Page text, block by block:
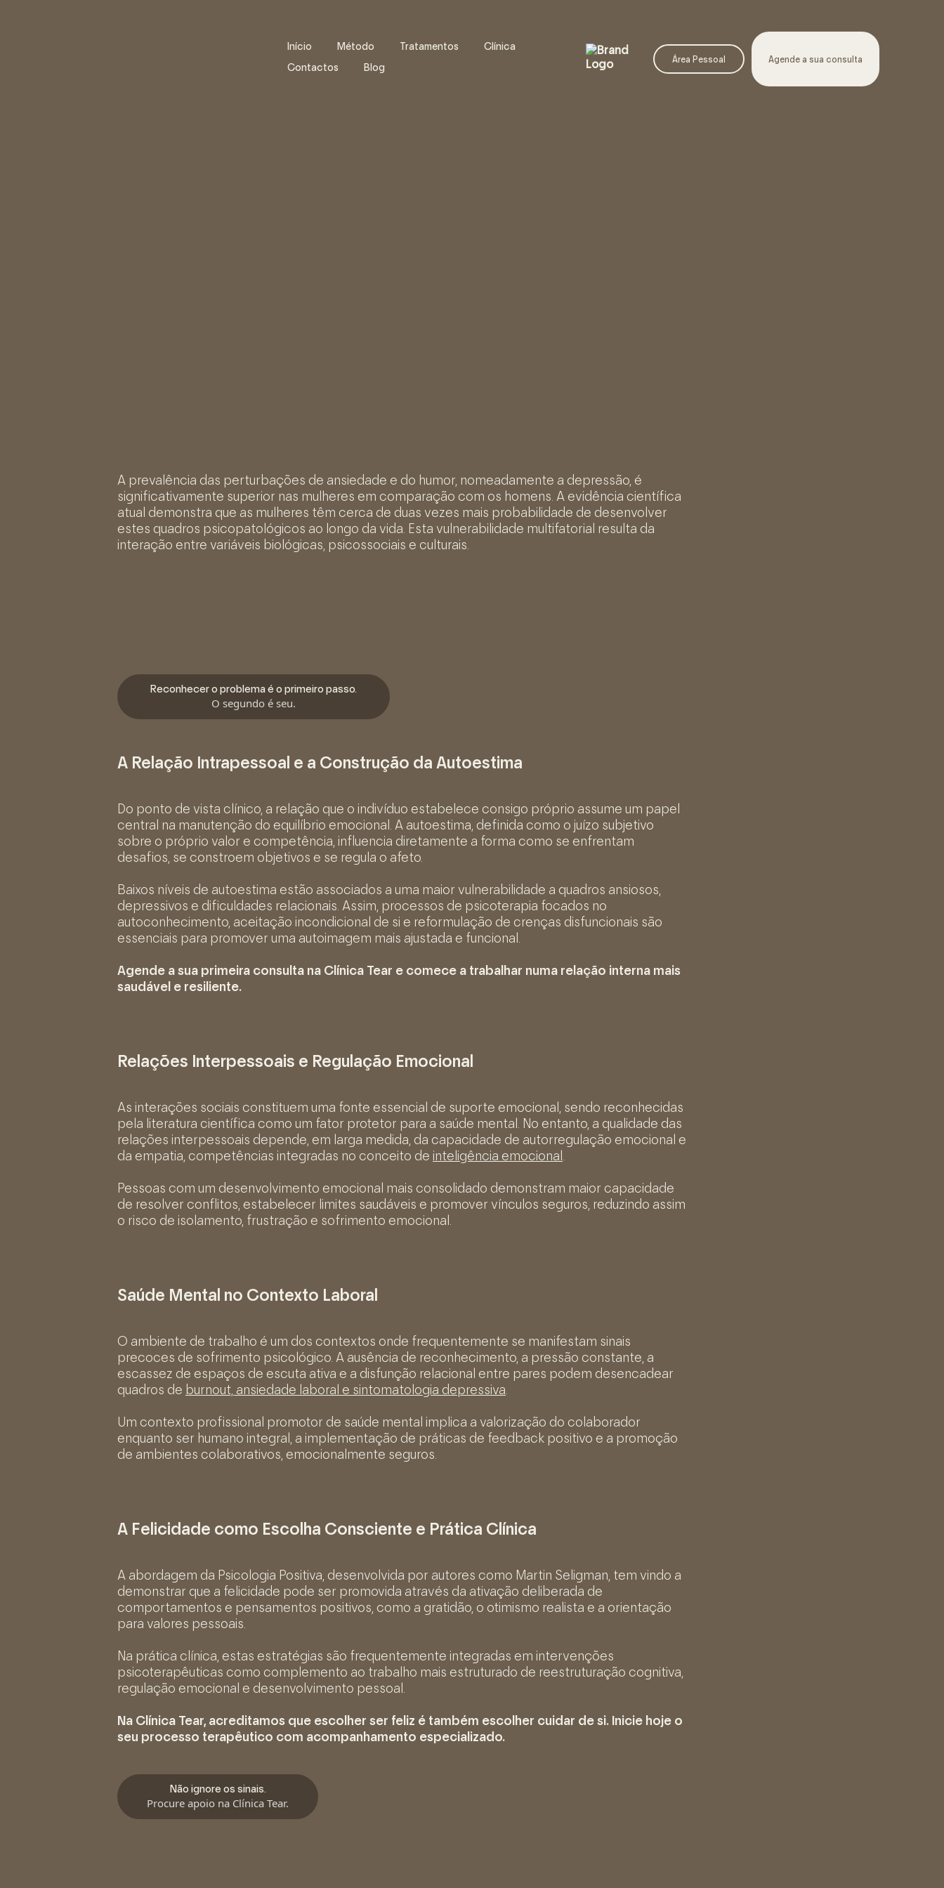
Início Método Tratamentos Clínica
Contactos Blog
Área Pessoal Agende a sua consulta
A prevalência das perturbações de ansiedade e do humor, nomeadamente a depressão, é
significativamente superior nas mulheres em comparação com os homens. A evidência científica
atual demonstra que as mulheres têm cerca de duas vezes mais probabilidade de desenvolver
estes quadros psicopatológicos ao longo da vida. Esta vulnerabilidade multifatorial resulta da
interação entre variáveis biológicas, psicossociais e culturais.
Reconhecer o problema é o primeiro passo.
O segundo é seu.
A Relação Intrapessoal e a Construção da Autoestima
Do ponto de vista clínico, a relação que o indivíduo estabelece consigo próprio assume um papel
central na manutenção do equilíbrio emocional. A autoestima, definida como o juízo subjetivo
sobre o próprio valor e competência, influencia diretamente a forma como se enfrentam
desafios, se constroem objetivos e se regula o afeto.
Baixos níveis de autoestima estão associados a uma maior vulnerabilidade a quadros ansiosos,
depressivos e dificuldades relacionais. Assim, processos de psicoterapia focados no
autoconhecimento, aceitação incondicional de si e reformulação de crenças disfuncionais são
essenciais para promover uma autoimagem mais ajustada e funcional.
Agende a sua primeira consulta na Clínica Tear e comece a trabalhar numa relação interna mais
saudável e resiliente.
Relações Interpessoais e Regulação Emocional
As interações sociais constituem uma fonte essencial de suporte emocional, sendo reconhecidas
pela literatura científica como um fator protetor para a saúde mental. No entanto, a qualidade das
relações interpessoais depende, em larga medida, da capacidade de autorregulação emocional e
da empatia, competências integradas no conceito de inteligência emocional .
Pessoas com um desenvolvimento emocional mais consolidado demonstram maior capacidade
de resolver conflitos, estabelecer limites saudáveis e promover vínculos seguros, reduzindo assim
o risco de isolamento, frustração e sofrimento emocional.
Saúde Mental no Contexto Laboral
O ambiente de trabalho é um dos contextos onde frequentemente se manifestam sinais
precoces de sofrimento psicológico. A ausência de reconhecimento, a pressão constante, a
escassez de espaços de escuta ativa e a disfunção relacional entre pares podem desencadear
quadros de burnout, ansiedade laboral e sintomatologia depressiva.
Um contexto profissional promotor de saúde mental implica a valorização do colaborador
enquanto ser humano integral, a implementação de práticas de feedback positivo e a promoção
de ambientes colaborativos, emocionalmente seguros.
A Felicidade como Escolha Consciente e Prática Clínica
A abordagem da Psicologia Positiva, desenvolvida por autores como Martin Seligman, tem vindo a
demonstrar que a felicidade pode ser promovida através da ativação deliberada de
comportamentos e pensamentos positivos, como a gratidão, o otimismo realista e a orientação
para valores pessoais.
Na prática clínica, estas estratégias são frequentemente integradas em intervenções
psicoterapêuticas como complemento ao trabalho mais estruturado de reestruturação cognitiva,
regulação emocional e desenvolvimento pessoal.
Na Clínica Tear, acreditamos que escolher ser feliz é também escolher cuidar de si. Inicie hoje o
seu processo terapêutico com acompanhamento especializado.
Não ignore os sinais.
Procure apoio na Clínica Tear.